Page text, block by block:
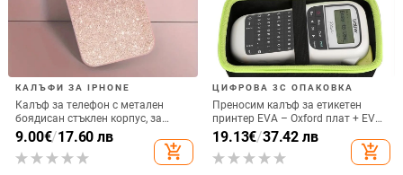
КАЛЪФИ ЗА IPHONE
Калъф за телефон с метален
боядисан стъклен корпус, за
iPhone 11–14 Pro Max,
охлаждане, модел YK263
9.00€/17.60 лв
add_shopping_cart
ЦИФРОВА 3C ОПАКОВКА
Преносим калъф за етикетен
принтер EVA – Oxford плат + EVA,
горещо пресовано EVA и шиене,
товароподемност 10 кг
19.13€/37.42 лв
add_shopping_cart